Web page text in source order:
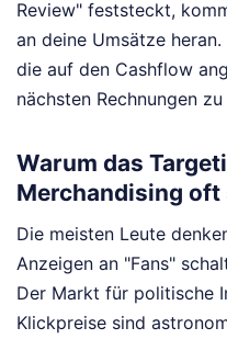
Review" feststeckt,
an deine Umsätze
die auf den Cashflow
nächsten Rechnungen
Warum das
Merchandising
Die meisten Leute
Anzeigen an "Fans"
Der Markt für politische
Klickpreise sind